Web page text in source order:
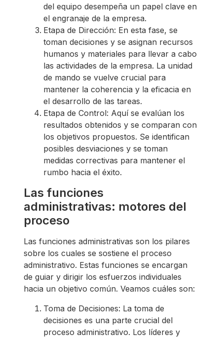
del equipo desempeña un papel clave en
el engranaje de la empresa.
Etapa de Dirección: En esta fase, se
toman decisiones y se asignan recursos
humanos y materiales para llevar a cabo
las actividades de la empresa. La unidad
de mando se vuelve crucial para
mantener la coherencia y la eficacia en
el desarrollo de las tareas.
Etapa de Control: Aquí se evalúan los
resultados obtenidos y se comparan con
los objetivos propuestos. Se identifican
posibles desviaciones y se toman
medidas correctivas para mantener el
rumbo hacia el éxito.
Las funciones
administrativas: motores del
proceso
Las funciones administrativas son los pilares
sobre los cuales se sostiene el proceso
administrativo. Estas funciones se encargan
de guiar y dirigir los esfuerzos individuales
hacia un objetivo común. Veamos cuáles son:
Toma de Decisiones: La toma de
decisiones es una parte crucial del
proceso administrativo. Los líderes y